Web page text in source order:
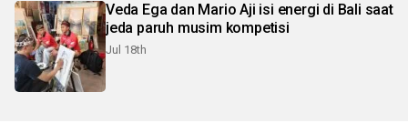
Veda Ega dan Mario Aji isi energi di Bali saat
jeda paruh musim kompetisi
Jul 18th